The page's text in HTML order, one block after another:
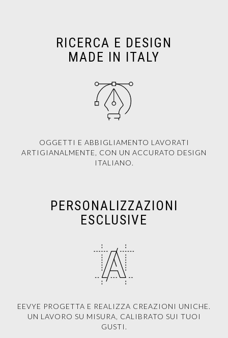
RICERCA E DESIGN
MADE IN ITALY
OGGETTI E ABBIGLIAMENTO LAVORATI
ARTIGIANALMENTE, CON UN ACCURATO DESIGN
ITALIANO.
PERSONALIZZAZIONI
ESCLUSIVE
EEVYE PROGETTA E REALIZZA CREAZIONI UNICHE.
UN LAVORO SU MISURA, CALIBRATO SUI TUOI
GUSTI.